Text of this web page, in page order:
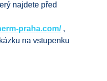
najdete před
praha.com/,
na vstupenku